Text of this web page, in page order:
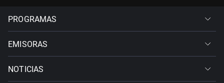
PROGRAMAS
EMISORAS
NOTICIAS